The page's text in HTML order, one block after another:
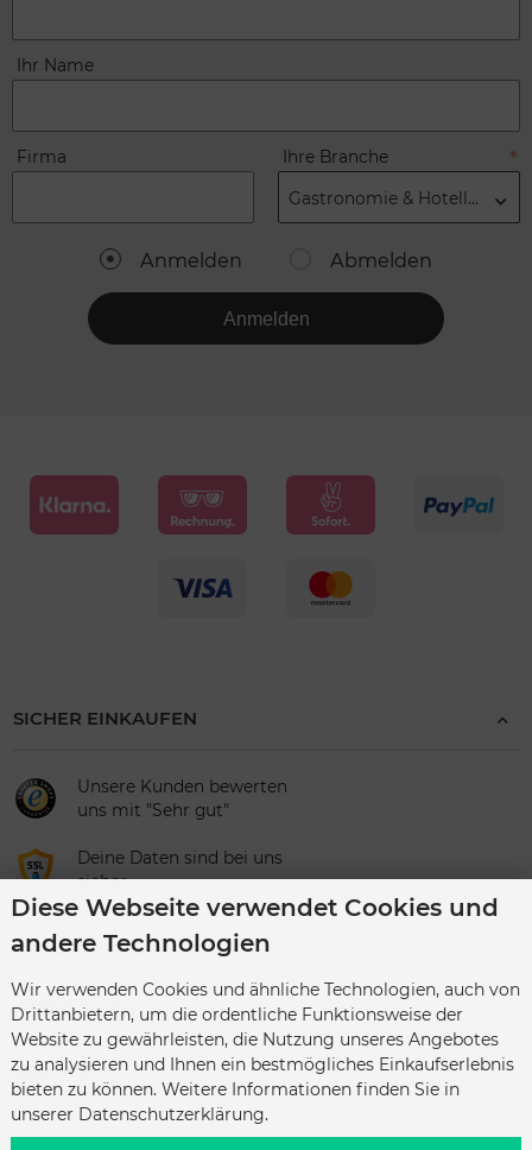
Ihr Name
Firma Ihre Branche
Gastronomie & Hotellerie
Anmelden Abmelden
Anmelden
SICHER EINKAUFEN
Unsere Kunden bewerten
uns mit "Sehr gut"
Deine Daten sind bei uns
sicher
UNTERNEHMEN
KATEGORIEN
SERVICE
Diese Webseite verwendet Cookies und
andere Technologien
Wir verwenden Cookies und ähnliche Technologien, auch von
Drittanbietern, um die ordentliche Funktionsweise der
Website zu gewährleisten, die Nutzung unseres Angebotes
zu analysieren und Ihnen ein bestmögliches Einkaufserlebnis
bieten zu können. Weitere Informationen finden Sie in
unserer Datenschutzerklärung.